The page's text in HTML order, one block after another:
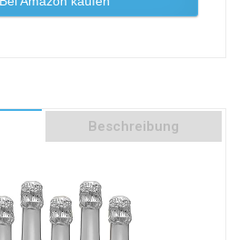
Beschreibung